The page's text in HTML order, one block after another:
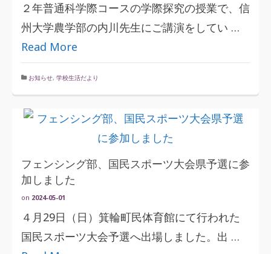
２年普通科学際コースの学際探究の授業で、信
州大学農学部の内川先生にご講演をしてい …
Read More
お知らせ, 学校生活だより
フェンシング部、国民スポーツ大会県予選に参
加しました
on 2024-05-01
４月29日（日）箕輪町民体育館にて行われた
国民スポーツ大会予選へ出場しました。出 …